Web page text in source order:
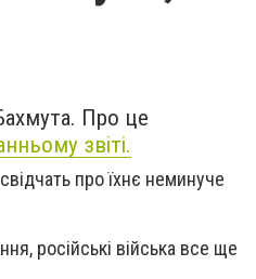
Про це
звіті.
про їхнє неминуче
російські війська все ще